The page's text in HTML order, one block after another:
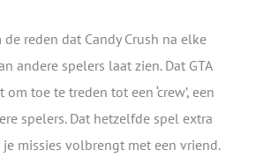
reden dat Candy Crush na elke
andere spelers laat zien. Dat GTA
toe te treden tot een ‘crew’, een
spelers. Dat hetzelfde spel extra
missies volbrengt met een vriend.